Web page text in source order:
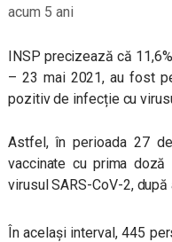
acum 5 ani
INSP precizează că
– 23 mai 2021, au fost
pozitiv de infecție cu
Astfel, în perioada 27
vaccinate cu prima
virusul SARS-CoV-2,
În același interval, 445